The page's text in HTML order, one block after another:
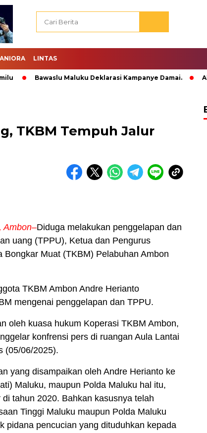
LINTAS
Bawaslu Maluku Deklarasi Kampanye Damai.
TKBM Tempuh Jalur
Ambon–Diduga melakukan penggelapan dan
uang (TPPU), Ketua dan Pengurus
Bongkar Muat (TKBM) Pelabuhan Ambon
TKBM Ambon Andre Herianto
mengenai penggelapan dan TPPU.
oleh kuasa hukum Koperasi TKBM Ambon,
konfrensi pers di ruangan Aula Lantai
(05/06/2025).
yang disampaikan oleh Andre Herianto ke
Maluku, maupun Polda Maluku hal itu,
tahun 2020. Bahkan kasusnya telah
Tinggi Maluku maupun Polda Maluku
pidana pencucian yang dituduhkan kepada